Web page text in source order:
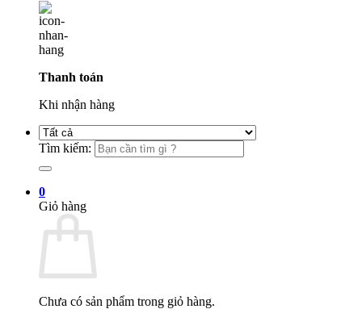
Thanh toán
Khi nhận hàng
Tìm kiếm:
0
Giỏ hàng
Chưa có sản phẩm trong giỏ hàng.